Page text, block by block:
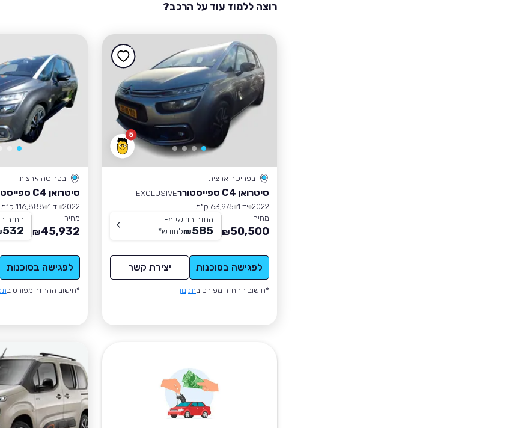
רוצה ללמוד עוד על הרכב?
5
בפריסה ארצית
סיטרואן C4 ספייסטורר
EXCLUSIVE
2022 יד 1
63,975 ק״מ
מחיר
50,500
₪
החזר חודשי מ-
585
₪לחודש*
לפגישה בסוכנות יצירת קשר
*חישוב ההחזר מפורט בתקנון
בפריסה ארצית
סיטרואן C4 ספייסטורר
2022 יד 1
116,888 ק״מ
מחיר
45,932
₪
החזר
532
לפגישה בסוכנות
*חישוב ההחזר מפורט ב